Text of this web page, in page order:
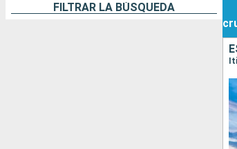
FILTRAR LA BÚSQUEDA